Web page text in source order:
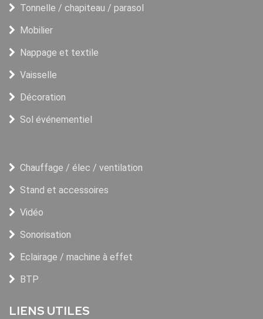
Tonnelle / chapiteau / parasol
Mobilier
Nappage et textile
Vaisselle
Décoration
Sol événementiel
Chauffage / élec / ventilation
Stand et accessoires
Vidéo
Sonorisation
Eclairage / machine à effet
BTP
LIENS UTILES